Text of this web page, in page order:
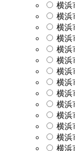
横浜
横浜
横浜
横浜
横浜
横浜
横浜
横浜
横浜
横浜
横浜
横浜
横浜
横浜